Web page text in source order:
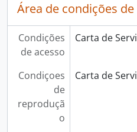
Área de condições
Condições
de acesso
Carta de
Condiçoes
de
reproduçã
o
Carta de